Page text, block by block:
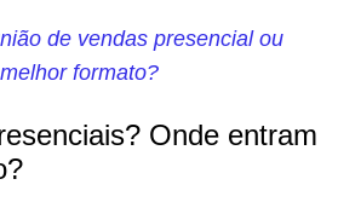
de vendas presencial ou
formato?
Onde entram